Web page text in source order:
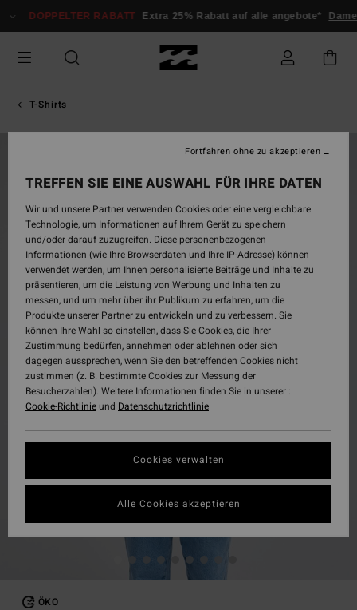
zur
springen
DOPPELTER RABATT Extra 25% Rabatt auf alle angebote* Damen
T-Shirts
ÖKO
TREFFEN SIE EINE AUSWAHL FÜR IHRE DATEN
Wir und unsere Partner verwenden Cookies oder eine vergleichbare
Technologie, um Informationen auf Ihrem Gerät zu speichern
und/oder darauf zuzugreifen. Diese personenbezogenen
Informationen (wie Ihre Browserdaten und Ihre IP-Adresse) können
verwendet werden, um Ihnen personalisierte Beiträge und Inhalte zu
präsentieren, um die Leistung von Werbung und Inhalten zu
messen, und um mehr über ihr Publikum zu erfahren, um die
Produkte unserer Partner zu entwickeln und zu verbessern. Sie
können Ihre Wahl so einstellen, dass Sie Cookies, die Ihrer
Zustimmung bedürfen, annehmen oder ablehnen oder sich
dagegen aussprechen, wenn Sie den betreffenden Cookies nicht
zustimmen (z. B. bestimmte Cookies zur Messung der
Besucherzahlen). Weitere Informationen finden Sie in unserer :
Cookie-Richtlinieund Datenschutzrichtlinie
Cookies verwalten
Fortfahren ohne zu akzeptieren
Alle Cookies akzeptieren